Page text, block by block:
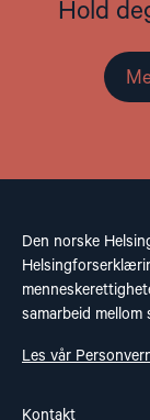
Hold
Den norske
samarbeid mellom
Les vår
Kontakt